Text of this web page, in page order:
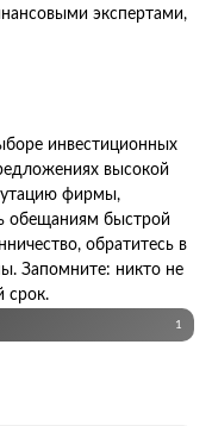
экспертами,
инвестиционных
высокой
фирмы,
обещаниям быстрой
обратитесь в
Запомните: никто не
срок.
1